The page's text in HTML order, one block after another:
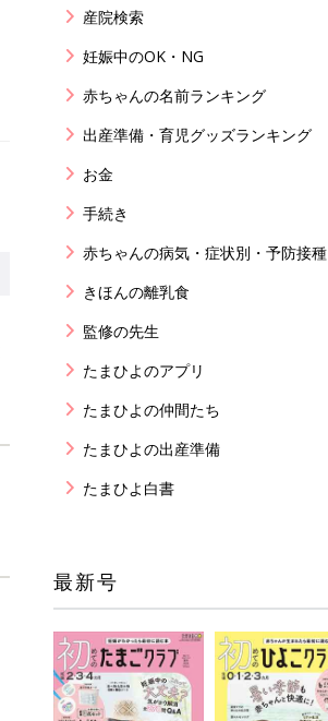
産院検索
妊娠中のOK・NG
赤ちゃんの名前ランキング
出産準備・育児グッズランキング
お金
手続き
赤ちゃんの病気・症状別・予防接種
きほんの離乳食
監修の先生
たまひよのアプリ
たまひよの仲間たち
たまひよの出産準備
たまひよ白書
最新号